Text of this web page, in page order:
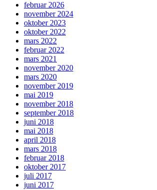
februar 2026
november 2024
oktober 2023
oktober 2022
mars 2022
februar 2022
mars 2021
november 2020
mars 2020
november 2019
mai 2019
november 2018
september 2018
juni 2018
mai 2018
april 2018
mars 2018
februar 2018
oktober 2017
juli 2017
juni 2017